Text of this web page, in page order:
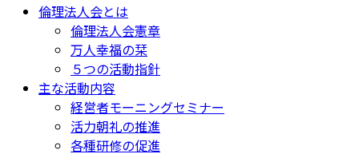
倫理法人会とは
倫理法人会憲章
万人幸福の栞
５つの活動指針
主な活動内容
経営者モーニングセミナー
活力朝礼の推進
各種研修の促進